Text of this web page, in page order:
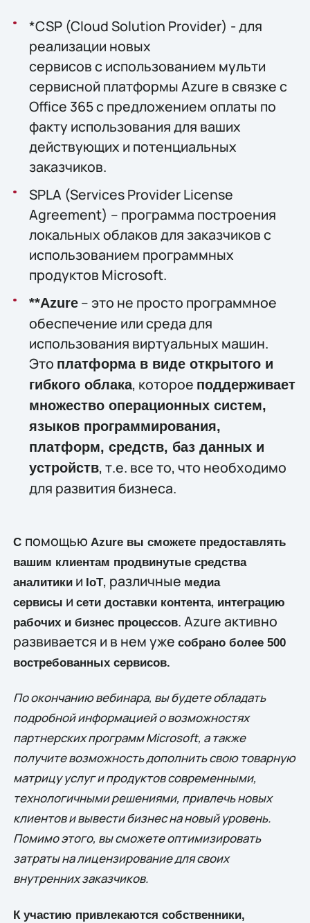
*CSP (Cloud Solution Provider) - для
реализации новых
сервисов c использованием мульти
сервисной платформы Azure в связке с
Office 365 с предложением оплаты по
факту использования для ваших
действующих и потенциальных
заказчиков.
SPLA (Services Provider License
Agreement) – программа построения
локальных облаков для заказчиков с
использованием программных
продуктов Microsoft.
**Azure– это не просто программное
обеспечение или среда для
использования виртуальных машин.
Это платформа в виде открытого и
гибкого облака, которое поддерживает
множество операционных систем,
языков программирования,
платформ, средств, баз данных и
устройств, т.е. все то, что необходимо
для развития бизнеса.
С помощью Azure вы сможете предоставлять
вашим клиентам продвинутые средства
аналитикии IoT, различные медиа
сервисы и сети доставки контента, интеграцию
рабочих и бизнес процессов. Azure активно
развивается и в нем уже собрано более 500
востребованных сервисов.
По окончанию вебинара, вы будете обладать
подробной информацией о возможностях
партнерских программMicrosoft, а также
получите возможность дополнить свою товарную
матрицу услуг и продуктов современными,
технологичными решениями, привлечь новых
клиентов и вывести бизнес на новый уровень.
Помимо этого, вы сможете оптимизировать
затраты на лицензирование для своих
внутренних заказчиков.
К участию привлекаются собственники,